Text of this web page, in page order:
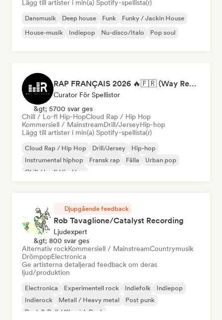
Lägg till artister i min(a) Spotify-spellista(r)
Dansmusik Deep house Funk
Funky / Jackin House
House-musik
Indiepop Nu-disco/Italo Pop soul
RAP FRANÇAIS 2026 🔥🇫🇷 (Way Records)
Curator För Spellistor
&gt; 5700 svar ges
Chill / Lo-fi Hip-HopCloud Rap / Hip Hop
Kommersiell / MainstreamDrill/JerseyHip-hop
Lägg till artister i min(a) Spotify-spellista(r)
Cloud Rap / Hip Hop Drill/Jersey
Hip-hop
Instrumental hiphop
Fransk rap Fälla
Urban pop
Chill / Lo-fi Hip-Hop
Djupgående feedback
Rob Tavaglione/Catalyst Recording
Ljudexpert
&gt; 800 svar ges
Alternativ rockKommersiell / MainstreamCountrymusik
DrömpopElectronica
Ge artisterna detaljerad feedback om deras
ljud/produktion
Electronica Experimentell rock Indiefolk
Indiepop
Indierock
Metall / Heavy metal
Post punk
Rock & Roll / Klassisk Rock